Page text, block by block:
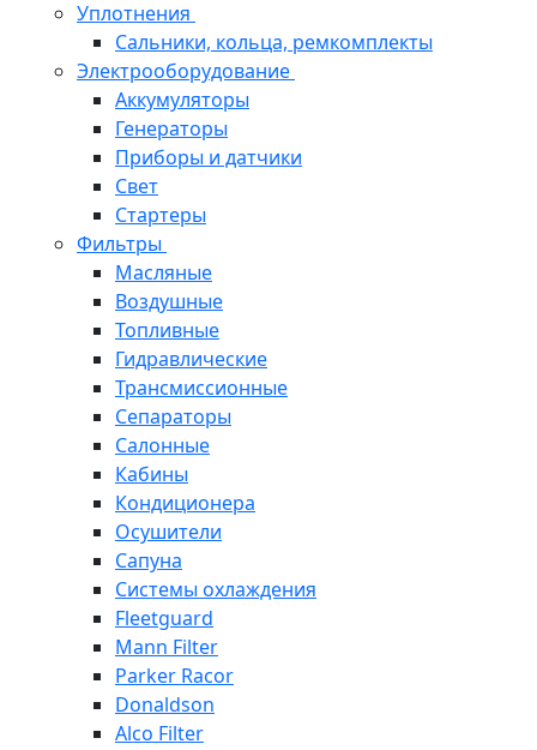
Уплотнения
Сальники, кольца, ремкомплекты
Электрооборудование
Аккумуляторы
Генераторы
Приборы и датчики
Свет
Стартеры
Фильтры
Масляные
Воздушные
Топливные
Гидравлические
Трансмиссионные
Сепараторы
Салонные
Кабины
Кондиционера
Осушители
Сапуна
Системы охлаждения
Fleetguard
Mann Filter
Parker Racor
Donaldson
Alco Filter